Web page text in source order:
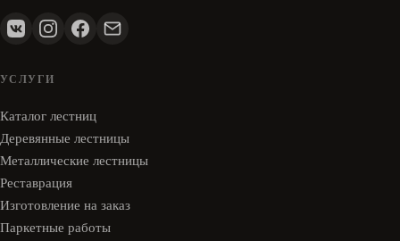
УСЛУГИ
Каталог лестниц
Деревянные лестницы
Металлические лестницы
Реставрация
Изготовление на заказ
Паркетные работы